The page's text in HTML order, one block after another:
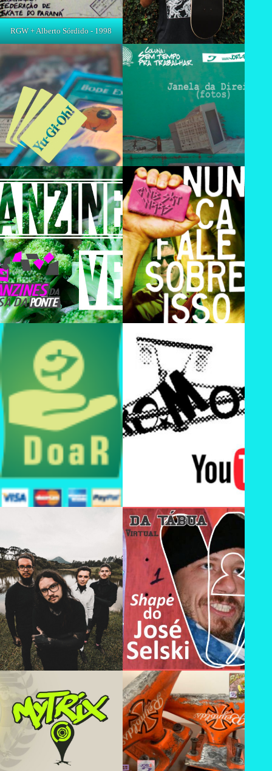
RGW + Alberto Sórdido - 1998